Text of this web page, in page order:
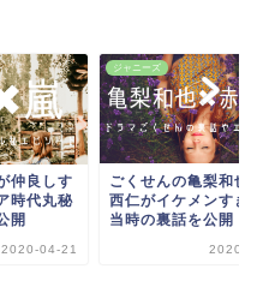
仲良しす
時代丸秘
開
2020-04-21
ジャニーズ
ごくせんの亀梨和也
西仁がイケメンすぎ
当時の裏話を公開
2020-